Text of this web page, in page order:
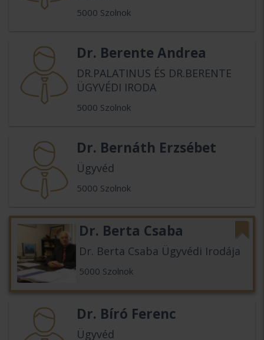
5000 Szolnok
Dr. Berente Andrea
DR.PALATINUS ÉS DR.BERENTE
ÜGYVÉDI IRODA
5000 Szolnok
Dr. Bernáth Erzsébet
Ügyvéd
5000 Szolnok
Dr. Berta Csaba
Dr. Berta Csaba Ügyvédi Irodája
5000 Szolnok
Dr. Bíró Ferenc
Ügyvéd